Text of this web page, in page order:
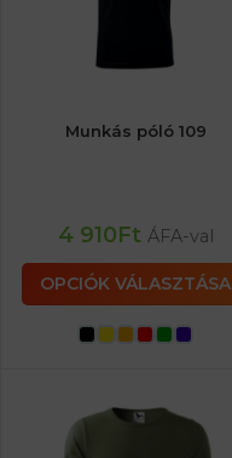
Munkás póló 109
4 910Ft ÁFA-val
OPCIÓK VÁLASZTÁSA